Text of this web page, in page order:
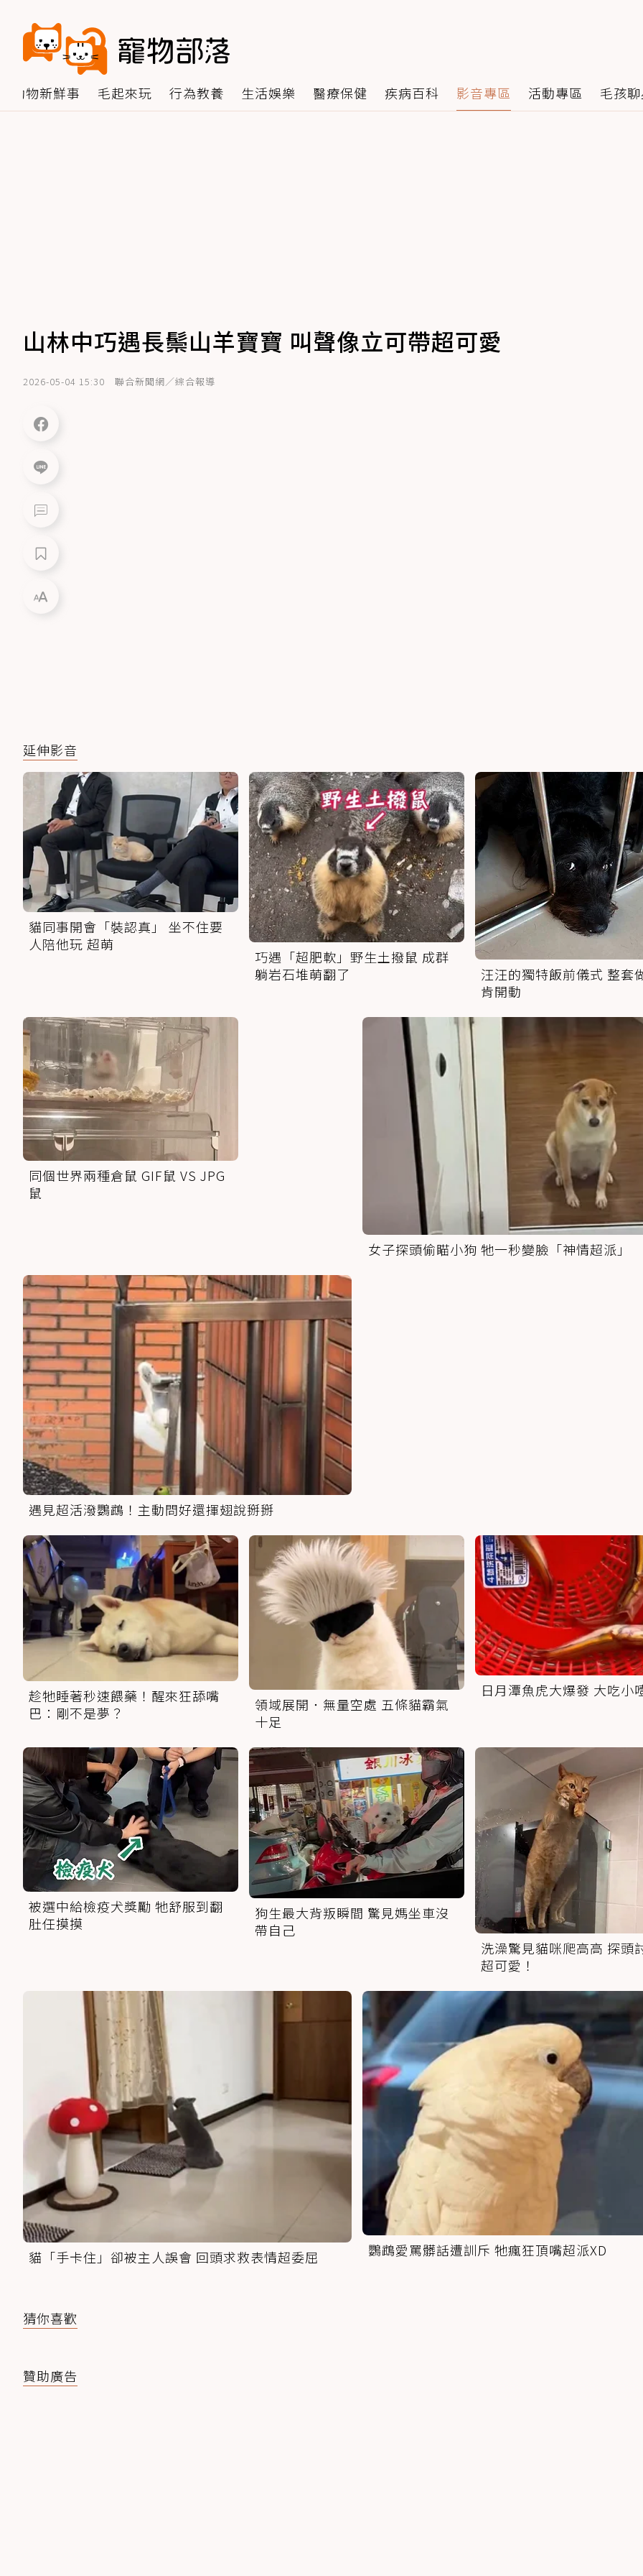
動物新鮮事 毛起來玩 行為教養 生活娛樂 醫療保健 疾病百科 影音專區 活動專區 毛孩
山林中巧遇長鬃山羊寶寶 叫聲像立可帶超可愛
2026-05-04 15:30 聯合新聞網／綜合報導
延伸影音
貓同事開會「裝認真」 坐不住要
人陪他玩 超萌
巧遇「超肥軟」野生土撥鼠 成群
躺岩石堆萌翻了
汪汪的獨特飯前儀式 整套
肯開動
同個世界兩種倉鼠 GIF鼠 VS JPG
鼠
女子探頭偷瞄小狗 牠一秒變臉「神情超派」
遇見超活潑鸚鵡！主動問好還揮翅說掰掰
趁牠睡著秒速餵藥！醒來狂舔嘴
巴：剛不是夢？
領域展開．無量空處 五條貓霸氣
十足
日月潭魚虎大爆發 大吃小
被選中給檢疫犬獎勵 牠舒服到翻
肚任摸摸
狗生最大背叛瞬間 驚見媽坐車沒
帶自己
洗澡驚見貓咪爬高高 探頭
超可愛！
貓「手卡住」卻被主人誤會 回頭求救表情超委屈 鸚鵡愛罵髒話遭訓斥 牠瘋狂頂嘴超派XD
猜你喜歡
贊助廣告